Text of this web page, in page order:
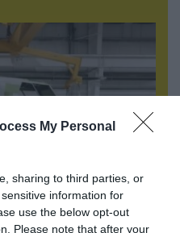
My Personal
sharing to third parties, or
information for
use the below opt-out
Please note that after your